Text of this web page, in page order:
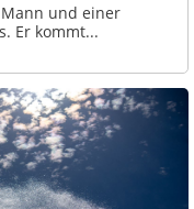
und einer
Er kommt...